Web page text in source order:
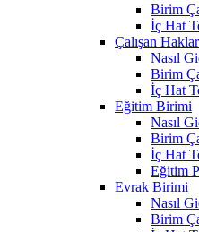
Birim
İç Hat
Çalışan
Nasıl
Birim
İç Hat
Eğitim Birimi
Nasıl
Birim
İç Hat
Eğitim
Evrak Birimi
Nasıl
Birim